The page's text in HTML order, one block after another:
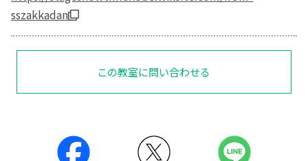
sszakkadan
この教室に問い合わせる